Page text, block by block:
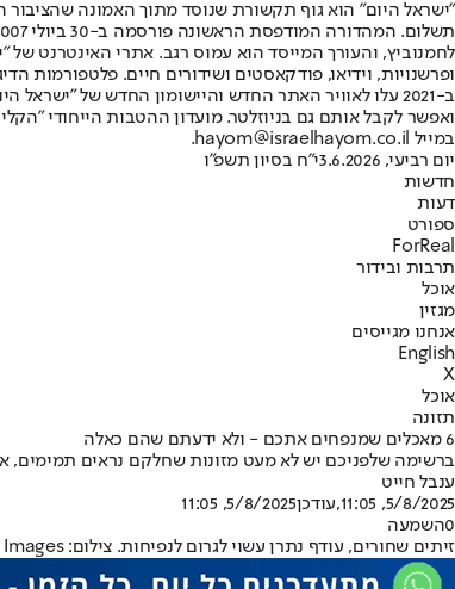
"ישראל היום" הוא גוף תקשורת שנוסד מתוך האמונה שהציבור
ופרשנויות, וידיאו, פודקאסטים ושידורים חיים. פלטפורמות
ב-2021 עלו לאוויר האתר החדש והיישומון החדש של
ואפשר לקבל אותם גם בניוזלטר. מועדון ההטבות הייחודי
במייל hayom@israelhayom.co.il.
יום רביעי, 3.6.2026
י"ח בסיון תשפ"ו
חדשות
דעות
ספורט
ForReal
תרבות ובידור
אוכל
מגזין
אנחנו מגייסים
English
X
אוכל
תזונה
6 מאכלים שמנפחים אתכם - ולא ידעתם שהם כאלה
ברשימה שלפניכם יש לא מעט מזונות שחלקם נראים תמימים,
ענבל חייט
5/8/2025, 11:05
,עודכן5/8/2025, 11:05
0השמעה
זיתים שחורים, עודף נתרן עשוי לגרום לנפיחות. צילום: Getty Images